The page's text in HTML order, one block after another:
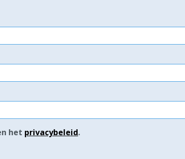
het privacybeleid.